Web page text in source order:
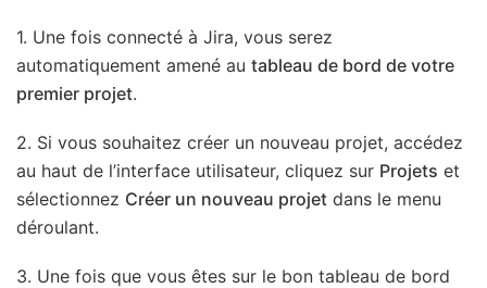
1. Une fois connecté à Jira, vous serez
automatiquement amené au tableau de bord de votre
premier projet.
2. Si vous souhaitez créer un nouveau projet, accédez
au haut de l’interface utilisateur, cliquez sur Projets et
sélectionnez Créer un nouveau projet dans le menu
déroulant.
3. Une fois que vous êtes sur le bon tableau de bord